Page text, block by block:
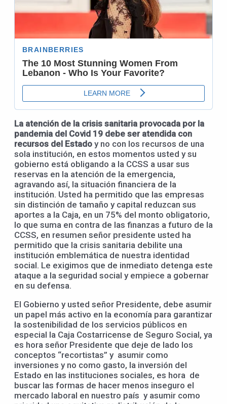
La atención de la crisis sanitaria provocada por la
pandemia del Covid 19 debe ser atendida con
recursos del Estado y no con los recursos de una
sola institución, en estos momentos usted y su
gobierno está obligando a la CCSS a usar sus
reservas en la atención de la emergencia,
agravando así, la situación financiera de la
institución. Usted ha permitido que las empresas
sin distinción de tamaño y capital reduzcan sus
aportes a la Caja, en un 75% del monto obligatorio,
lo que suma en contra de las finanzas a futuro de la
CCSS, en resumen señor presidente usted ha
permitido que la crisis sanitaria debilite una
institución emblemática de nuestra identidad
social. Le exigimos que de inmediato detenga este
ataque a la seguridad social y empiece a gobernar
en su defensa.
El Gobierno y usted señor Presidente, debe asumir
un papel más activo en la economía para garantizar
la sostenibilidad de los servicios públicos en
especial la Caja Costarricense de Seguro Social, ya
es hora señor Presidente que deje de lado los
conceptos “recortistas” y asumir como
inversiones y no como gasto, la inversión del
Estado en las instituciones sociales, es hora de
buscar las formas de hacer menos inseguro el
mercado laboral en nuestro país y asumir como